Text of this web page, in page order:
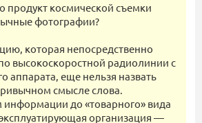
продукт космической съемки
фотографии?
которая непосредственно
высокоскоростной радиолинии с
аппарата, еще нельзя назвать
смысле слова.
до «товарного» вида
организация —